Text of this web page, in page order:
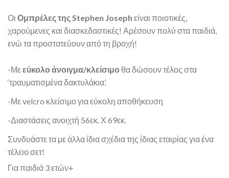
Οι Ομπρέλες της Stephen Joseph είναι ποιοτικές,
χαρούμενες και διασκεδαστικές! Αρέσουν πολύ στα παιδιά,
ενώ τα προστατεύουν από τη βροχή!
-Μεεύκολο άνοιγμα/κλείσιμο θα δώσουν τέλος στα
‘τραυματισμένα δακτυλάκια’.
-Με velcro κλείσιμο για εύκολη αποθήκευση
-Διαστάσεις ανοιχτή 56εκ. Χ 69εκ.
Συνδυάστε τα με άλλα ίδια σχέδια της ίδιας εταιρίας για ένα
τέλειο σετ!
Για παιδιά 3 ετών+